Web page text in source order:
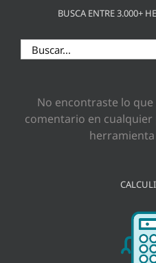
BUSCA ENTRE 3.000+
Buscar:
No encontraste lo que
comentario en